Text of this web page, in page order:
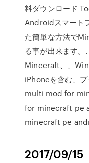
料ダウンロード
Androidスマート
た簡単な方法で
る事が出来ます。
Minecraft、、
iPhoneを含む、
multi mod for
for minecraft pe
minecraft pe
2017/09/15